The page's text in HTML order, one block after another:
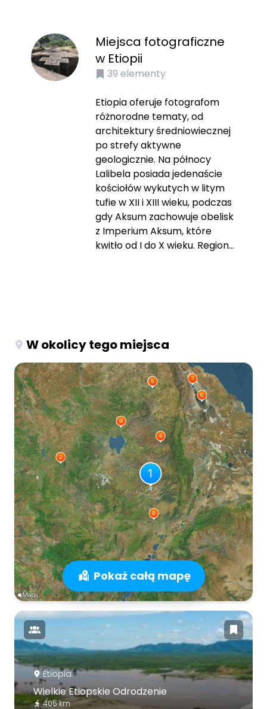
Miejsca fotograficzne
w Etiopii
39 elementy
Etiopia oferuje fotografom
różnorodne tematy, od
architektury średniowiecznej
po strefy aktywne
geologicznie. Na północy
Lalibela posiada jedenaście
kościołów wykutych w litym
tufie w XII i XIII wieku, podczas
gdy Aksum zachowuje obelisk
z Imperium Aksum, które
kwitło od I do X wieku. Region...
W okolicy tego miejsca
Pokaż całą mapę
Etiopia
Wielkie Etiopskie Odrodzenie
405 km